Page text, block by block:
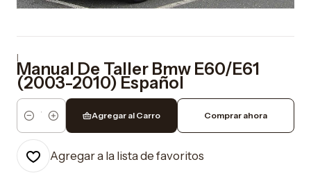
|
Manual De Taller Bmw E60/E61
(2003-2010) Español
Cantidad
Agregar al Carro Comprar ahora
Agregar a la lista de favoritos